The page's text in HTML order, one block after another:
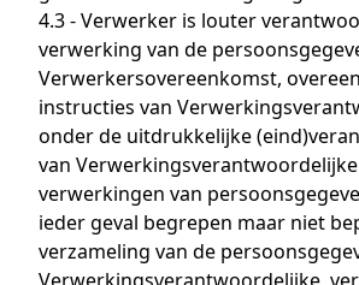
4.3 - Verwerker is louter
verwerking van de
Verwerkersovereenkomst,
instructies van
onder de uitdrukkelijke
van
verwerkingen van
ieder geval begrepen maar niet
verzameling van de